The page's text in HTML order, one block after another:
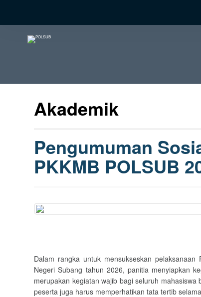
Akademik
Pengumuman
PKKMB POLSUB
Dalam rangka untuk mensukseskan
Negeri Subang tahun 2026, panitia menyiapkan
merupakan kegiatan wajib bagi seluruh
peserta juga harus memperhatikan tata tertib